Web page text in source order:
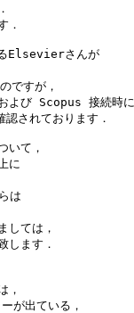
．
るElsevierさんが
ですが，
び Scopus 接続時
れております．
いて，
に
は
しては，
します．
，
出ている，